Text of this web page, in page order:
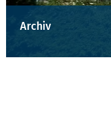
Archiv